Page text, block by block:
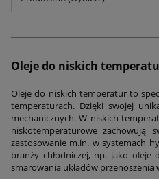
Oleje do niskich
Oleje do niskich temperatur to
temperaturach. Dzięki swojej
mechanicznych. W niskich
niskotemperaturowe zachowują
zastosowanie m.in. w systemach
branży chłodniczej, np. jako oleje
smarowania układów